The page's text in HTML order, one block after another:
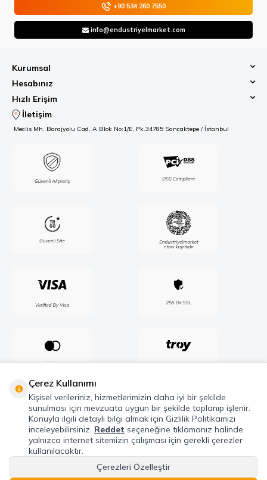
+90 534 260 7550
info@endustriyelmarket.com
Kurumsal
Hesabınız
Hızlı Erişim
İletişim
Meclis Mh. Barajyolu Cad, A Blok No:1/E, Pk.34785 Sancaktepe / İstanbul
Telif Hakkı © 2026 Maxel Endüstri Elektrik Elektronik San. Tic. Şti. Tüm hakları
saklıdır.
Çerez Kullanımı
Kişisel verileriniz, hizmetlerimizin daha iyi bir şekilde
sunulması için mevzuata uygun bir şekilde toplanıp işlenir.
Konuyla ilgili detaylı bilgi almak için Gizlilik Politikamızı
inceleyebilirsiniz. Reddet seçeneğine tıklamanız halinde
yalnızca internet sitemizin çalışması için gerekli çerezler
kullanılacaktır.
Çerezleri Özelleştir